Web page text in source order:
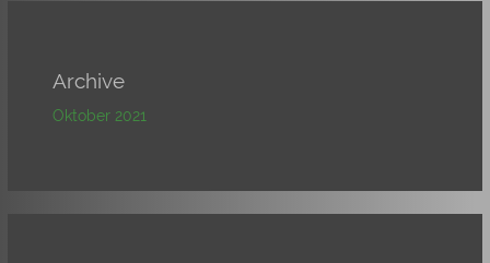
Archive
Oktober 2021